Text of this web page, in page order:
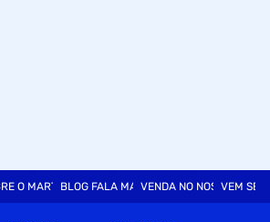
O MARTINSBLOG FALA MARTVENDA NO NOSSO SITE
VEM SER